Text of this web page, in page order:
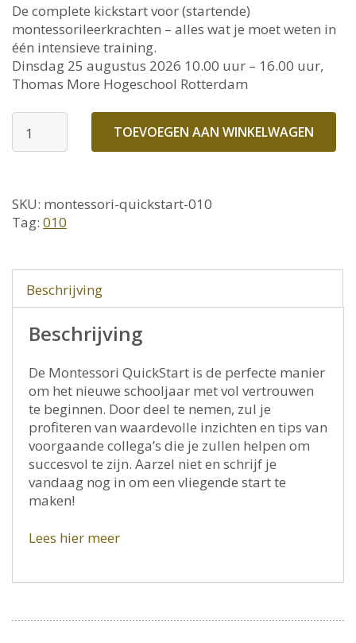
De complete kickstart voor (startende)
montessorileerkrachten – alles wat je moet weten in
één intensieve training.
Dinsdag 25 augustus 2026 10.00 uur – 16.00 uur,
Thomas More Hogeschool Rotterdam
MONTESSORI
QUICKSTART
TOEVOEGEN AAN WINKELWAGEN
SKU: montessori-quickstart-010
Tag: 010
Beschrijving
Beschrijving
De Montessori QuickStart is de perfecte manier
om het nieuwe schooljaar met vol vertrouwen
te beginnen. Door deel te nemen, zul je
profiteren van waardevolle inzichten en tips van
voorgaande collega’s die je zullen helpen om
succesvol te zijn. Aarzel niet en schrijf je
vandaag nog in om een vliegende start te
maken!
Lees hier meer